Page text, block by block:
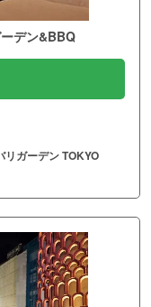
デン&BBQ
ガーデン TOKYO